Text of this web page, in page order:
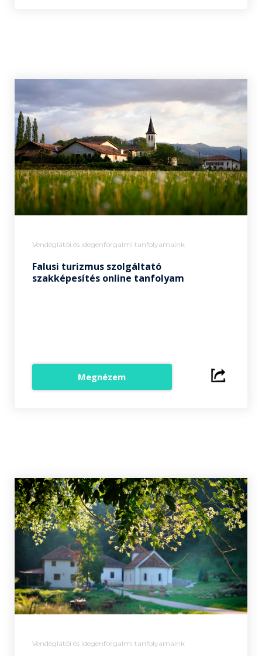
Vendéglátói és idegenforgalmi tanfolyamaink
Falusi turizmus szolgáltató
szakképesítés online tanfolyam
Megnézem
Vendéglátói és idegenforgalmi tanfolyamaink